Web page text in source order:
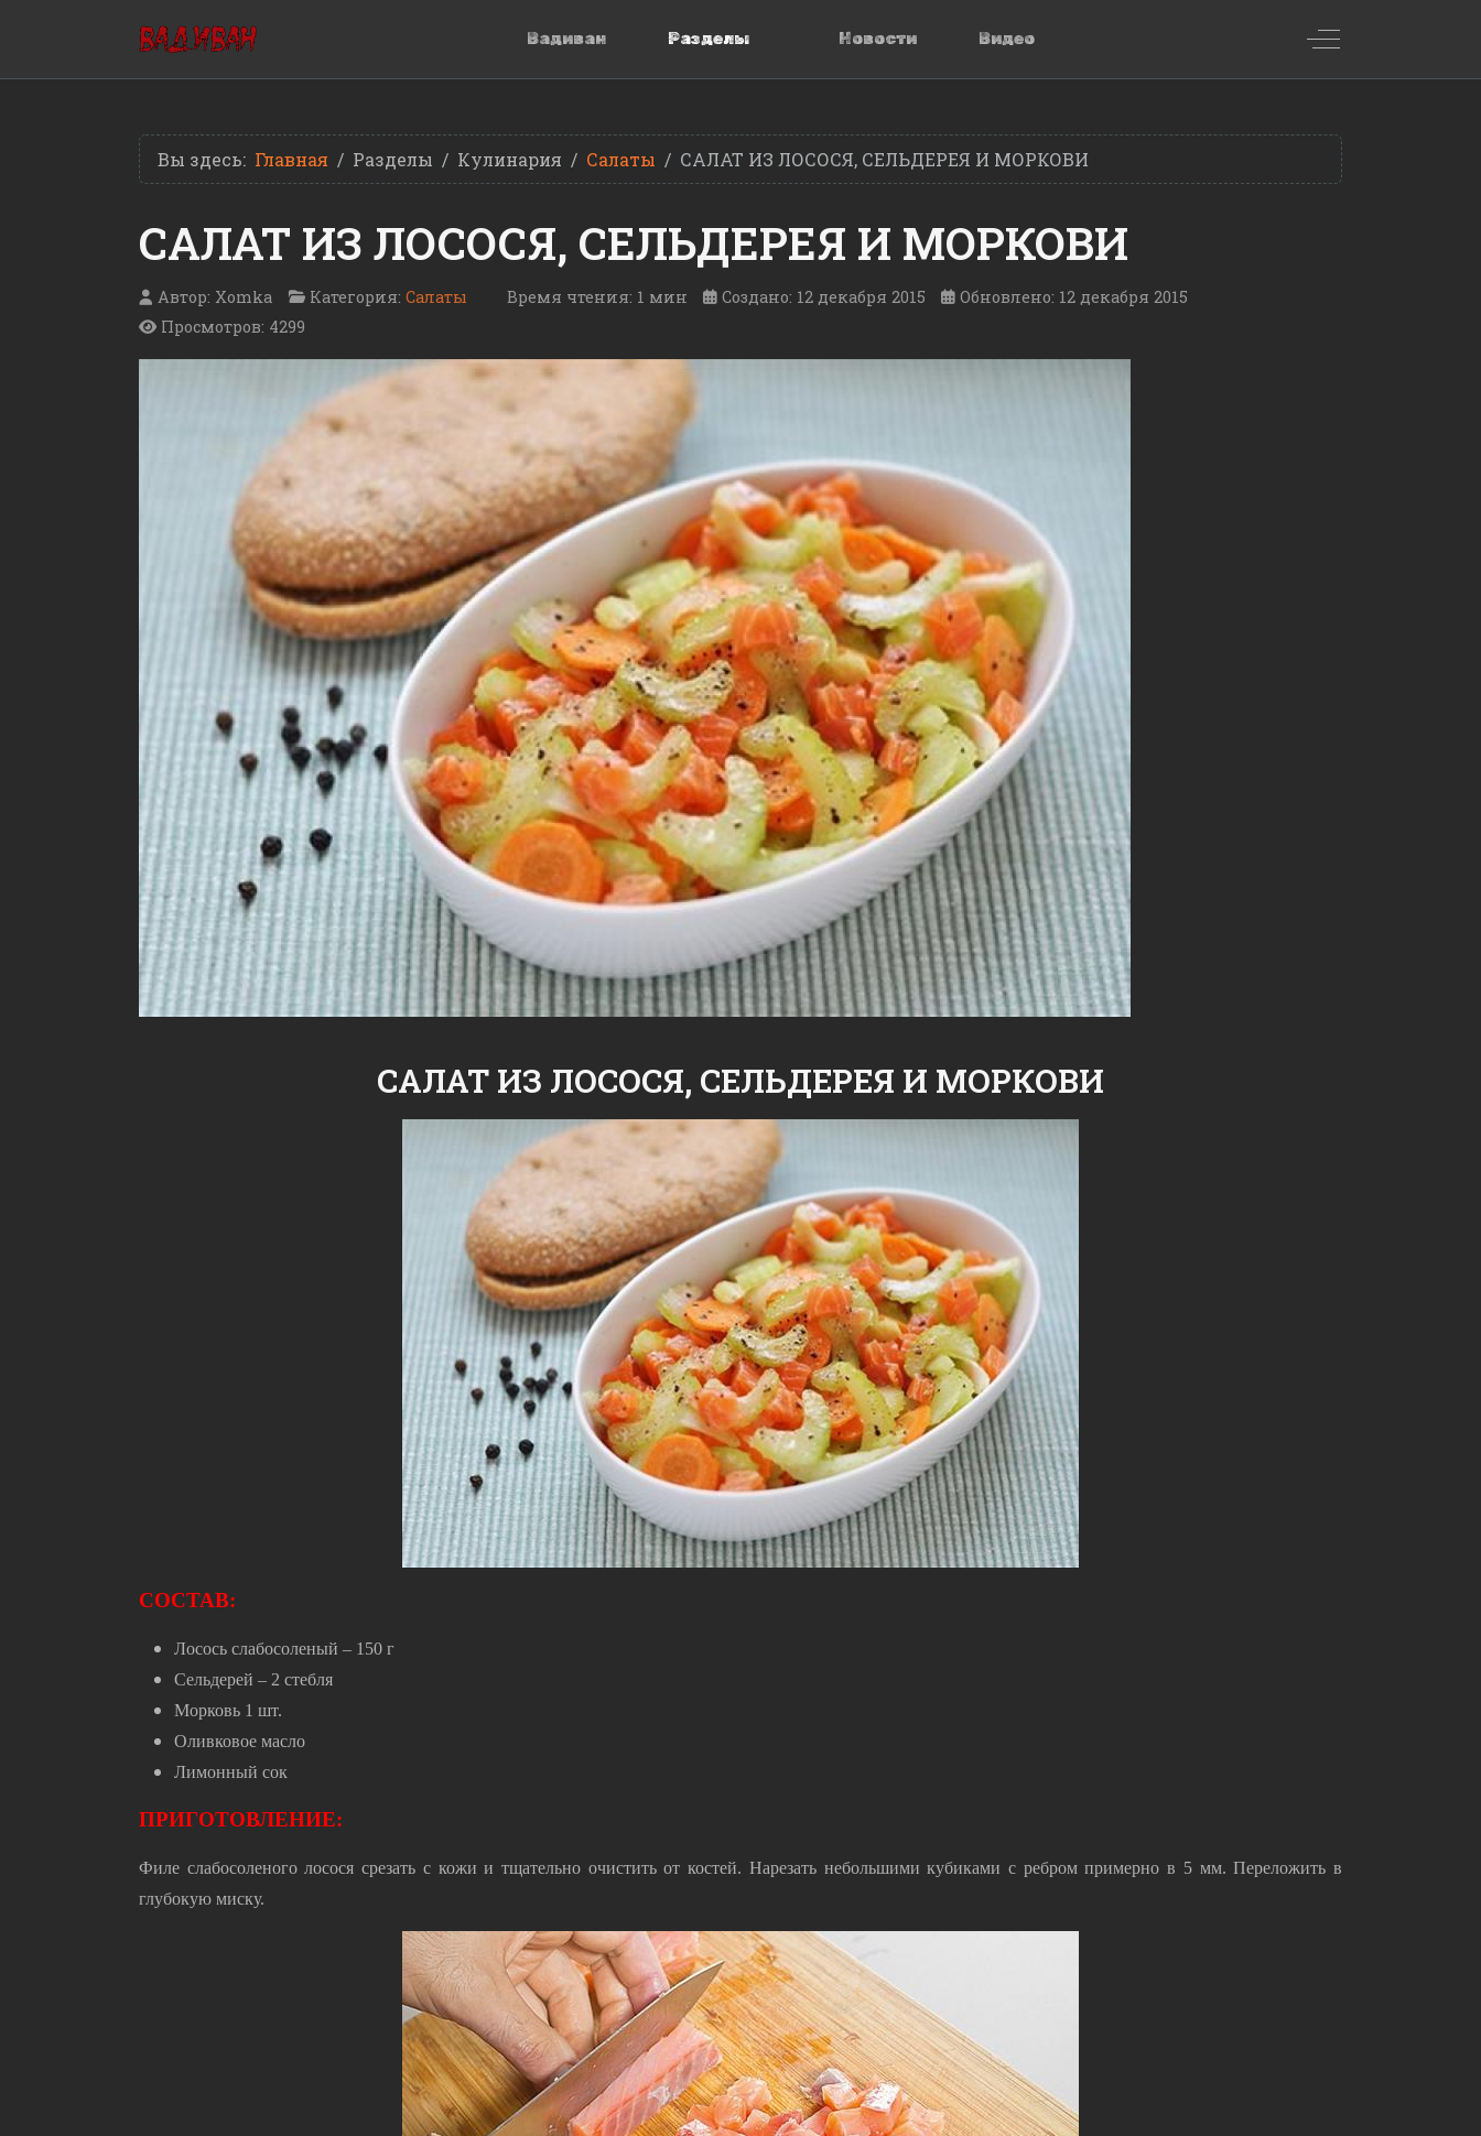
Вадиван Разделы Новости Видео Off-Canvas
Вы здесь: Главная Разделы Кулинария Салаты САЛАТ ИЗ ЛОСОСЯ, СЕЛЬДЕРЕЯ И МОРКОВИ
САЛАТ ИЗ ЛОСОСЯ, СЕЛЬДЕРЕЯ И МОРКОВИ
Автор: Xomka Категория: Салаты Время чтения: 1 мин Создано: 12 декабря 2015
Обновлено: 12 декабря 2015
Просмотров: 4299
САЛАТ ИЗ ЛОСОСЯ, СЕЛЬДЕРЕЯ И МОРКОВИ
СОСТАВ:
Лосось слабосоленый – 150 г
Сельдерей – 2 стебля
Морковь 1 шт.
Оливковое масло
Лимонный сок
ПРИГОТОВЛЕНИЕ:
Филе слабосоленого лосося срезать с кожи и тщательно очистить от костей. Нарезать небольшими кубиками с ребром примерно в 5 мм. Переложить в
глубокую миску.